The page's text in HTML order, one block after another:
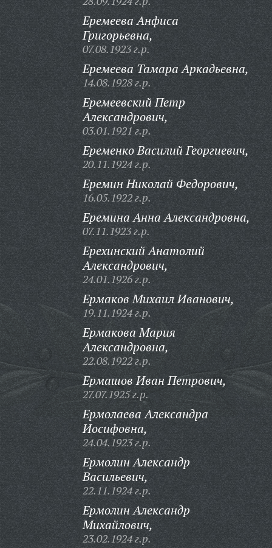
Еремеева Анфиса
Григорьевна,
07.08.1923 г.р.
Еремеева Тамара Аркадьевна,
14.08.1928 г.р.
Еремеевский Петр
Александрович,
03.01.1921 г.р.
Еременко Василий Георгиевич,
20.11.1924 г.р.
Еремин Николай Федорович,
16.05.1922 г.р.
Еремина Анна Александровна,
07.11.1923 г.р.
Ерехинский Анатолий
Александрович,
24.01.1926 г.р.
Ермаков Михаил Иванович,
19.11.1924 г.р.
Ермакова Мария
Александровна,
22.08.1922 г.р.
Ермашов Иван Петрович,
27.07.1925 г.р.
Ермолаева Александра
Иосифовна,
24.04.1923 г.р.
Ермолин Александр
Васильевич,
22.11.1924 г.р.
Ермолин Александр
Михайлович,
23.02.1924 г.р.